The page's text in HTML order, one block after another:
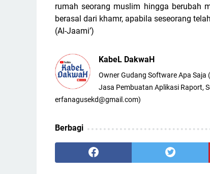
rumah seorang muslim hingga berubah
berasal dari khamr, apabila seseorang
(Al-Jaami’)
KabeL DakwaH
Owner Gudang Software Apa Saja
Jasa Pembuatan Aplikasi Raport,
erfanagusekd@gmail.com)
Berbagi